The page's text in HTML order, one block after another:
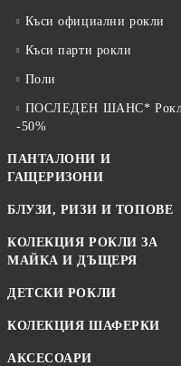
Къси официални рокли
Къси парти рокли
Поли
ПОСЛЕДЕН ШАНС*
-50%
ПАНТАЛОНИ И
ГАЩЕРИЗОНИ
БЛУЗИ, РИЗИ И ТОПОВЕ
КОЛЕКЦИЯ РОКЛИ ЗА
МАЙКА И ДЪЩЕРЯ
ДЕТСКИ РОКЛИ
КОЛЕКЦИЯ ШАФЕРКИ
АКСЕСОАРИ